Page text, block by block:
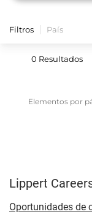
Filtros País
0 Resultados
Elementos por
Lippert
Oportunidades de